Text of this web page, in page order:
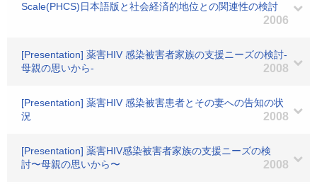
Scale(PHCS)日本語版と社会経済的地位との関連性の検討
2006
[Presentation] 薬害HIV 感染被害者家族の支援ニーズの検討-
母親の思いから-
2008
[Presentation] 薬害HIV 感染被害患者とその妻への告知の状
況
2008
[Presentation] 薬害HIV感染被害者家族の支援ニーズの検
討〜母親の思いから〜
2008